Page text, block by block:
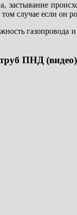
застывание
случае если он
газопровода
ПНД (видео)